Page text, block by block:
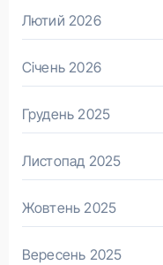
Лютий 2026
Січень 2026
Грудень 2025
Листопад 2025
Жовтень 2025
Вересень 2025